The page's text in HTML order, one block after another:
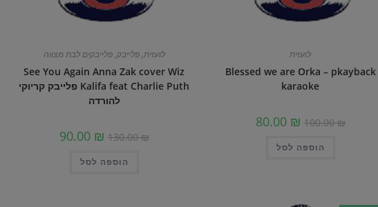
לועזית
Blessed we are Orka – pkayback
karaoke
100.00₪
80.00 ₪
הוספה לסל
לועזית,פלייבק,פלייבקים לבת מצווה
See You Again Anna Zak cover Wiz
Kalifa feat Charlie Puth פלייבק קריוקי
להורדה
130.00₪
90.00 ₪
הוספה לסל